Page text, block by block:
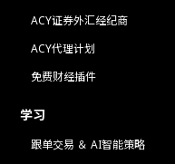
ACY证券外汇经纪商
ACY代理计划
免费财经插件
学习
跟单交易 ＆ AI智能策略